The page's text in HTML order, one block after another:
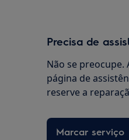
Precisa de
Não se preocupe.
página de
reserve a
Marcar serviço